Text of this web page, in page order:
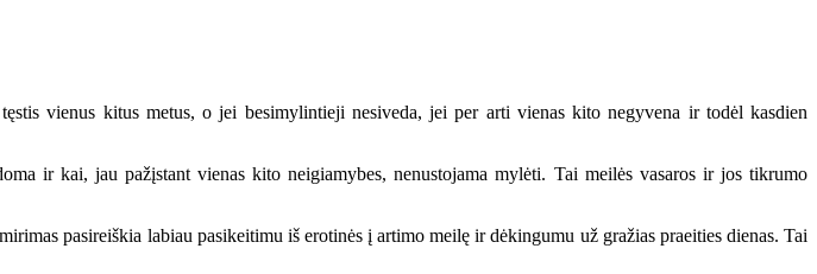
vienus kitus metus, o jei besimylintieji nesiveda, jei per arti vienas kito negyvena ir todėl kasdien
ir kai, jau pažįstant vienas kito neigiamybes, nenustojama mylėti. Tai meilės vasaros ir jos tikrumo
pasireiškia labiau pasikeitimu iš erotinės į artimo meilę ir dėkingumu už gražias praeities dienas. Tai